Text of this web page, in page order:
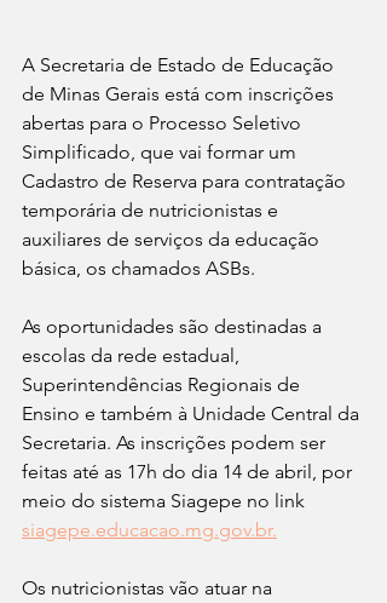
A Secretaria de Estado de Educação
de Minas Gerais está com inscrições
abertas para o Processo Seletivo
Simplificado, que vai formar um
Cadastro de Reserva para contratação
temporária de nutricionistas e
auxiliares de serviços da educação
básica, os chamados ASBs.
As oportunidades são destinadas a
escolas da rede estadual,
Superintendências Regionais de
Ensino e também à Unidade Central da
Secretaria. As inscrições podem ser
feitas até as 17h do dia 14 de abril, por
meio do sistema Siagepe no link
siagepe.educacao.mg.gov.br.
Os nutricionistas vão atuar na